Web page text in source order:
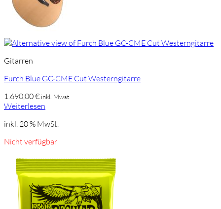
Gitarren
Furch Blue GC-CME Cut Westerngitarre
1.690,00€ inkl. Mwst
Weiterlesen
inkl. 20 % MwSt.
Nicht verfügbar